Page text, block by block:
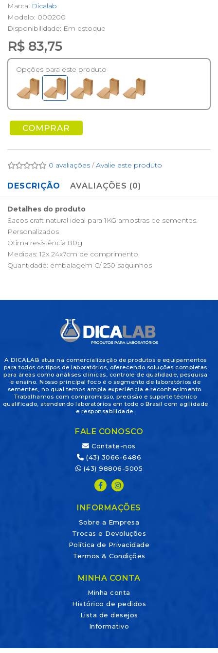
Marca: Dicalab
Modelo: 000200
Disponibilidade: Em estoque
R$ 83,75
Opções para este produto
COMPRAR
0 avaliações /Avalie este produto
DESCRIÇÃO AVALIAÇÕES (0)
Detalhes do produto
Sacos craft natural ideal para 1KG amostras de sementes.
Personalizados
Ótima resistência 80g
Medidas: 12x 24x7cm de comprimento.
Quantidade: embalagem C/ 250 saquinhos
A DICALAB atua na comercialização de produtos e equipamentos
para todos os tipos de laboratórios, oferecendo soluções completas
para áreas como análises clínicas, controle de qualidade, pesquisa
e ensino. Nosso principal foco é o segmento de laboratórios de
sementes, no qual temos ampla experiência e reconhecimento.
Trabalhamos com compromisso, precisão e suporte técnico
qualificado, atendendo laboratórios em todo o Brasil com agilidade
e responsabilidade.
FALE CONOSCO
Contate-nos
(43) 3066-6486
(43) 98806-5005
INFORMAÇÕES
Sobre a Empresa
Trocas e Devoluções
Política de Privacidade
Termos & Condições
MINHA CONTA
Minha conta
Histórico de pedidos
Lista de desejos
Informativo